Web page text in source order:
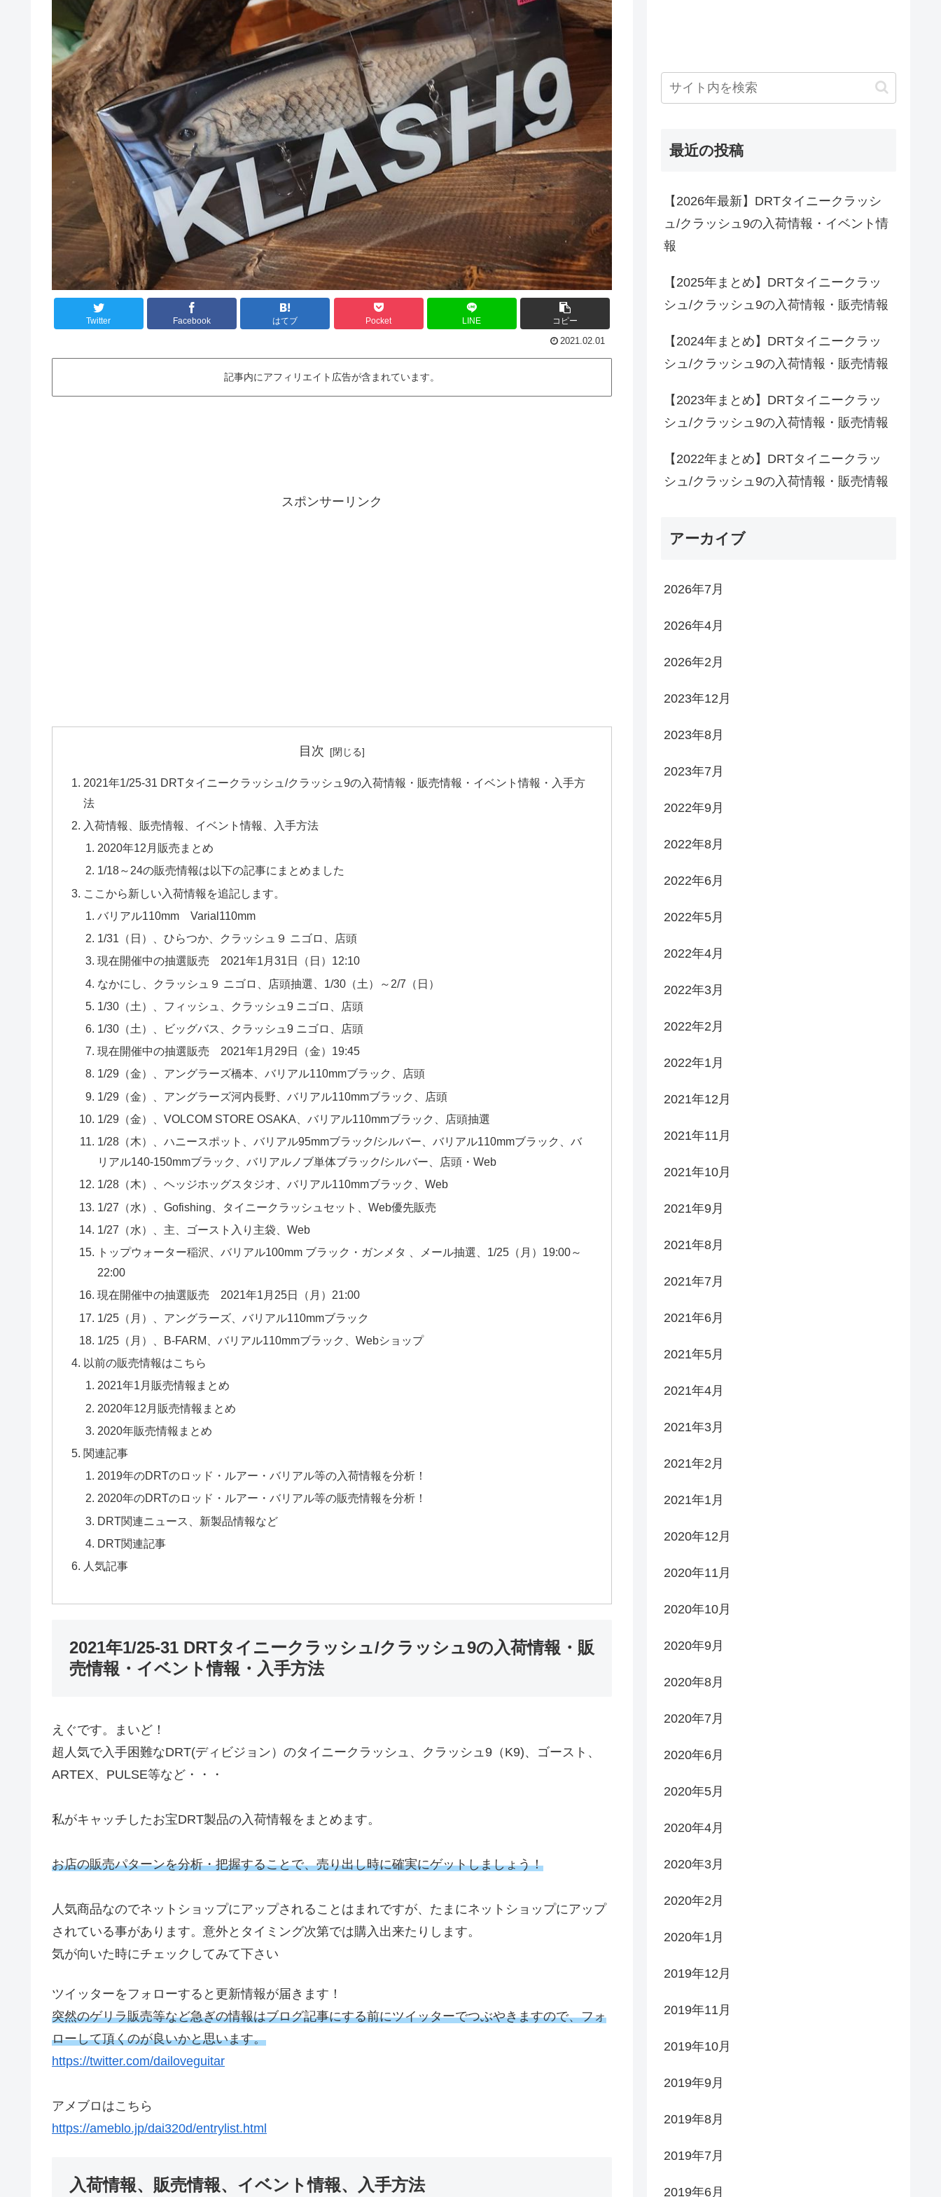
Twitter Facebook はてブ Pocket LINE コピー
2021.02.01
記事内にアフィリエイト広告が含まれています。
スポンサーリンク
目次
2021年1/25-31 DRTタイニークラッシュ/クラッシュ9の入荷情報・販売情報・イベント情報・入手方
法
入荷情報、販売情報、イベント情報、入手方法
2020年12月販売まとめ
1/18～24の販売情報は以下の記事にまとめました
ここから新しい入荷情報を追記します。
バリアル110mm Varial110mm
1/31（日）、ひらつか、クラッシュ９ ニゴロ、店頭
現在開催中の抽選販売 2021年1月31日（日）12:10
なかにし、クラッシュ９ ニゴロ、店頭抽選、1/30（土）～2/7（日）
1/30（土）、フィッシュ、クラッシュ9 ニゴロ、店頭
1/30（土）、ビッグバス、クラッシュ9 ニゴロ、店頭
現在開催中の抽選販売 2021年1月29日（金）19:45
1/29（金）、アングラーズ橋本、バリアル110mmブラック、店頭
1/29（金）、アングラーズ河内長野、バリアル110mmブラック、店頭
1/29（金）、VOLCOM STORE OSAKA、バリアル110mmブラック、店頭抽選
1/28（木）、ハニースポット、バリアル95mmブラック/シルバー、バリアル110mmブラック、バ
リアル140-150mmブラック、バリアルノブ単体ブラック/シルバー、店頭・Web
1/28（木）、ヘッジホッグスタジオ、バリアル110mmブラック、Web
1/27（水）、Gofishing、タイニークラッシュセット、Web優先販売
1/27（水）、主、ゴースト入り主袋、Web
トップウォーター稲沢、バリアル100mm ブラック・ガンメタ 、メール抽選、1/25（月）19:00～
22:00
現在開催中の抽選販売 2021年1月25日（月）21:00
1/25（月）、アングラーズ、バリアル110mmブラック
1/25（月）、B-FARM、バリアル110mmブラック、Webショップ
以前の販売情報はこちら
2021年1月販売情報まとめ
2020年12月販売情報まとめ
2020年販売情報まとめ
関連記事
2019年のDRTのロッド・ルアー・バリアル等の入荷情報を分析！
2020年のDRTのロッド・ルアー・バリアル等の販売情報を分析！
DRT関連ニュース、新製品情報など
DRT関連記事
人気記事
2021年1/25-31 DRTタイニークラッシュ/クラッシュ9の入荷情報・販
売情報・イベント情報・入手方法
えぐです。まいど！
超人気で入手困難なDRT(ディビジョン）のタイニークラッシュ、クラッシュ9（K9)、ゴースト、
ARTEX、PULSE等など・・・
私がキャッチしたお宝DRT製品の入荷情報をまとめます。
お店の販売パターンを分析・把握することで、売り出し時に確実にゲットしましょう！
人気商品なのでネットショップにアップされることはまれですが、たまにネットショップにアップ
されている事があります。意外とタイミング次第では購入出来たりします。
気が向いた時にチェックしてみて下さい
ツイッターをフォローすると更新情報が届きます！
突然のゲリラ販売等など急ぎの情報はブログ記事にする前にツイッターでつぶやきますので、フォ
ローして頂くのが良いかと思います。
https://twitter.com/dailoveguitar
アメブロはこちら
https://ameblo.jp/dai320d/entrylist.html
入荷情報、販売情報、イベント情報、入手方法
最近の投稿
【2026年最新】DRTタイニークラッシ
ュ/クラッシュ9の入荷情報・イベント情
報
【2025年まとめ】DRTタイニークラッ
シュ/クラッシュ9の入荷情報・販売情報
【2024年まとめ】DRTタイニークラッ
シュ/クラッシュ9の入荷情報・販売情報
【2023年まとめ】DRTタイニークラッ
シュ/クラッシュ9の入荷情報・販売情報
【2022年まとめ】DRTタイニークラッ
シュ/クラッシュ9の入荷情報・販売情報
アーカイブ
2026年7月
2026年4月
2026年2月
2023年12月
2023年8月
2023年7月
2022年9月
2022年8月
2022年6月
2022年5月
2022年4月
2022年3月
2022年2月
2022年1月
2021年12月
2021年11月
2021年10月
2021年9月
2021年8月
2021年7月
2021年6月
2021年5月
2021年4月
2021年3月
2021年2月
2021年1月
2020年12月
2020年11月
2020年10月
2020年9月
2020年8月
2020年7月
2020年6月
2020年5月
2020年4月
2020年3月
2020年2月
2020年1月
2019年12月
2019年11月
2019年10月
2019年9月
2019年8月
2019年7月
2019年6月